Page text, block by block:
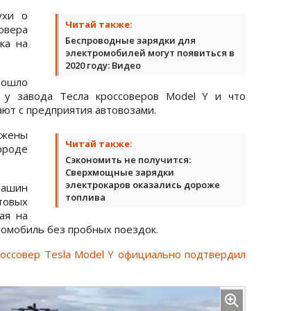
Читай также:
Беспроводные зарядки для
электромобилей могут появиться в
2020 году: Видео
о
на
завода Тесла кроссоверов Model Y и что
с предприятия автовозами.
Читай также:
Сэкономить не получится:
Сверхмощные зарядки
электрокаров оказались дороже
топлива
на
без пробных поездок.
Tesla Model Y официально подтвердил